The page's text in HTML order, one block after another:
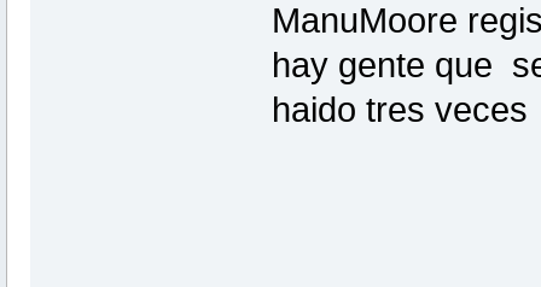
ManuMoore
hay gente que
haido tres